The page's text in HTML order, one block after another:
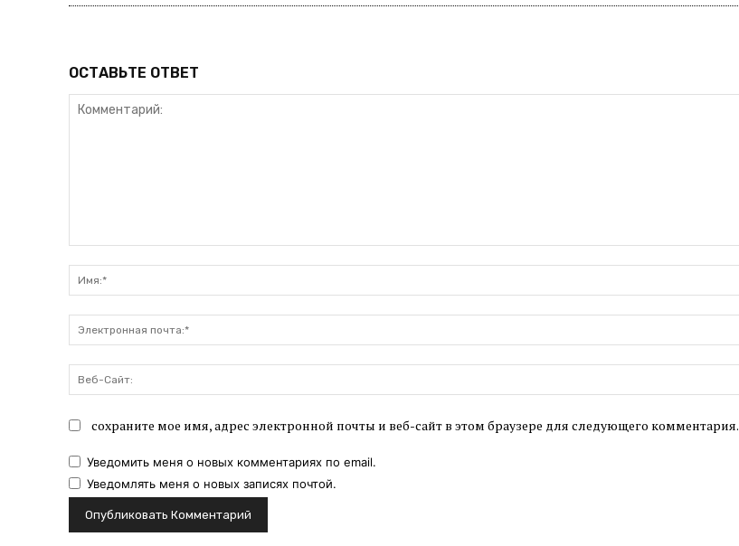
ОСТАВЬТЕ ОТВЕТ
сохраните мое имя, адрес электронной почты и веб-сайт в этом браузере для следующего комментария.
Уведомить меня о новых комментариях по email.
Уведомлять меня о новых записях почтой.